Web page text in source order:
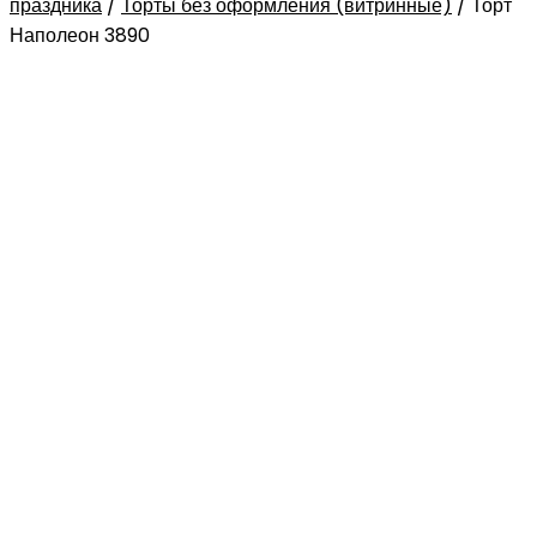
Наполеон 3890